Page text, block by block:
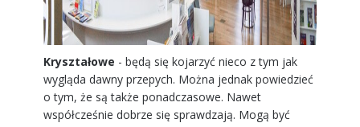
Kryształowe - będą się kojarzyć nieco z tym jak
wygląda dawny przepych. Można jednak powiedzieć
o tym, że są także ponadczasowe. Nawet
współcześnie dobrze się sprawdzają. Mogą być